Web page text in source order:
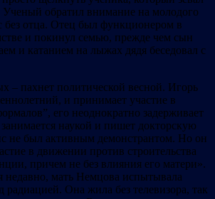
Ученый обратил внимание на молодого
без отца. Отец был функционером в
и покинул семью, прежде чем сын
и катанием на лыжах дядя беседовал с
– пахнет политической весной. Игорь
и принимает участие в
его неоднократно задерживает
наукой и пишет докторскую
не был активным демонстрантом. Но он
в движении против строительства
причем не без влияния его матери».
недавно, мать Немцова испытывала
радиацией. Она жила без телевизора, так